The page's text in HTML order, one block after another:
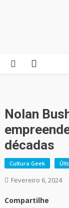
Nolan
décadas
Cultura Geek
Fevereiro 6, 2024
Compartilhe